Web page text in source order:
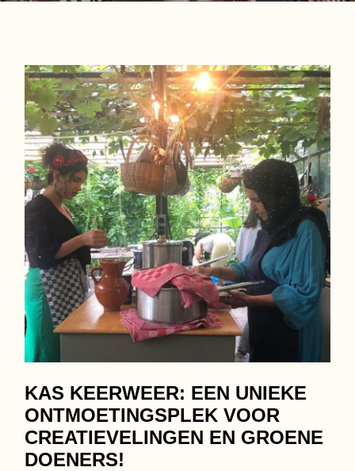
KAS KEERWEER: EEN UNIEKE
ONTMOETINGSPLEK VOOR
CREATIEVELINGEN EN GROENE
DOENERS!